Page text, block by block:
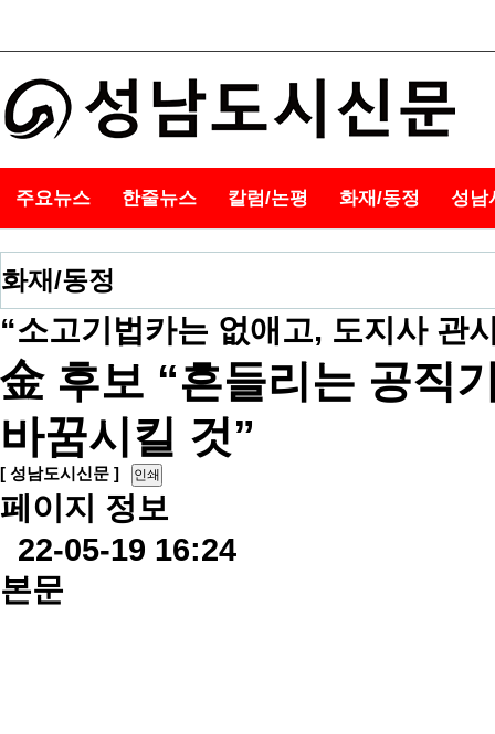
주요뉴스 한줄뉴스 칼럼/논평 화재/동정 성남
화재/동정
“소고기법카는 없애고, 도지사 관
金 후보 “흔들리는 공직
바꿈시킬 것”
[ 성남도시신문 ] 인쇄
페이지 정보
22-05-19 16:24
본문